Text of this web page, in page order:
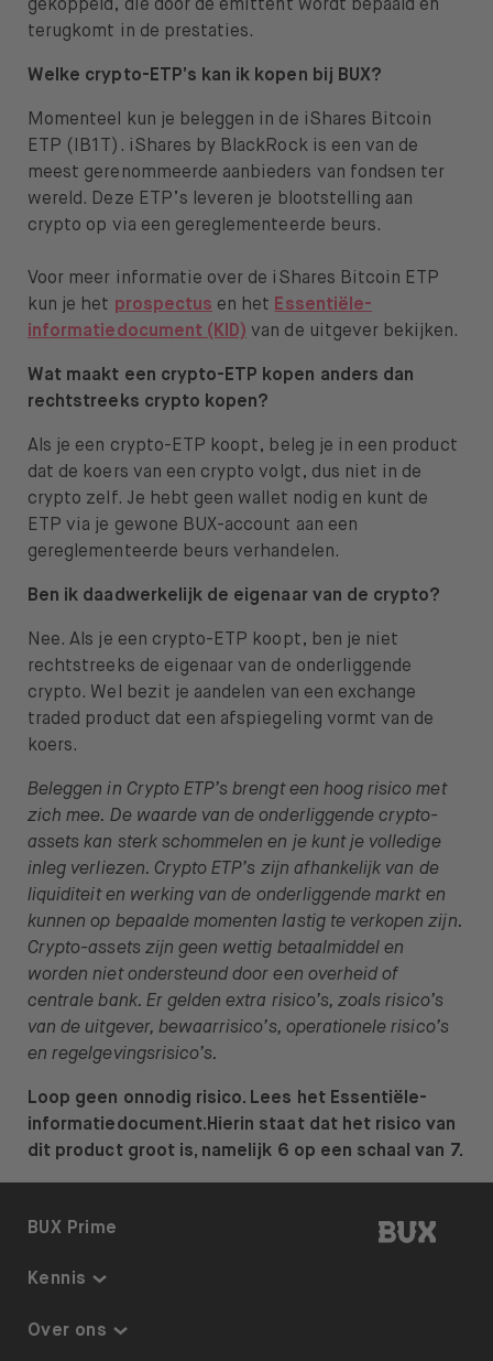
gekoppeld, die door de emittent wordt bepaald en
terugkomt in de prestaties.
Welke crypto-ETP’s kan ik kopen bij BUX?
Momenteel kun je beleggen in de iShares Bitcoin
ETP (IB1T). iShares by BlackRock is een van de
meest gerenommeerde aanbieders van fondsen ter
wereld. Deze ETP’s leveren je blootstelling aan
crypto op via een gereglementeerde beurs.
Voor meer informatie over de iShares Bitcoin ETP
kun je het prospectus en het Essentiële-
informatiedocument (KID) van de uitgever bekijken.
Wat maakt een crypto-ETP kopen anders dan
rechtstreeks crypto kopen?
Als je een crypto-ETP koopt, beleg je in een product
dat de koers van een crypto volgt, dus niet in de
crypto zelf. Je hebt geen wallet nodig en kunt de
ETP via je gewone BUX-account aan een
gereglementeerde beurs verhandelen.
Ben ik daadwerkelijk de eigenaar van de crypto?
Nee. Als je een crypto-ETP koopt, ben je niet
rechtstreeks de eigenaar van de onderliggende
crypto. Wel bezit je aandelen van een exchange
traded product dat een afspiegeling vormt van de
koers.
Beleggen in Crypto ETP’s brengt een hoog risico met
zich mee. De waarde van de onderliggende crypto-
assets kan sterk schommelen en je kunt je volledige
inleg verliezen. Crypto ETP’s zijn afhankelijk van de
liquiditeit en werking van de onderliggende markt en
kunnen op bepaalde momenten lastig te verkopen zijn.
Crypto-assets zijn geen wettig betaalmiddel en
worden niet ondersteund door een overheid of
centrale bank. Er gelden extra risico’s, zoals risico’s
van de uitgever, bewaarrisico’s, operationele risico’s
en regelgevingsrisico’s.
Loop geen onnodig risico. Lees het Essentiële-
informatiedocument.Hierin staat dat het risico van
dit product groot is, namelijk 6 op een schaal van 7.
BUX |
BUX Prime
Kennis
Kennis
Over ons